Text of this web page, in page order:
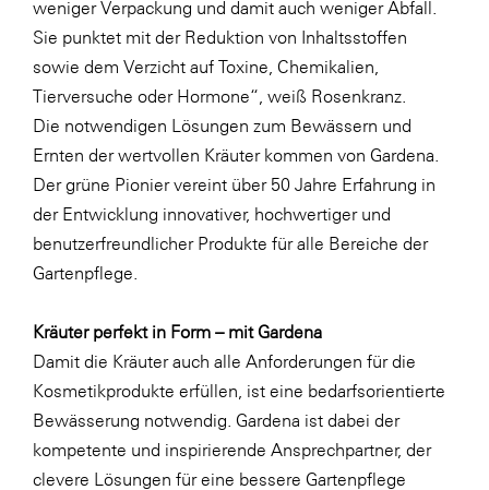
Salesforce
sebamed
SeneCura
SERVICE&MORE
SKINUANCE®
Somfy
Sony DADC
STIHL Tirol
Trend Micro
TAG GmbH
VALETTA
weniger Verpackung und damit auch weniger Abfall.
Sie punktet mit der Reduktion von Inhaltsstoffen
sowie dem Verzicht auf Toxine, Chemikalien,
Tierversuche oder Hormone“, weiß Rosenkranz.
Die notwendigen Lösungen zum Bewässern und
Ernten der wertvollen Kräuter kommen von Gardena.
Der grüne Pionier vereint über 50 Jahre Erfahrung in
der Entwicklung innovativer, hochwertiger und
benutzerfreundlicher Produkte für alle Bereiche der
Gartenpflege.
Kräuter perfekt in Form – mit Gardena
Damit die Kräuter auch alle Anforderungen für die
Kosmetikprodukte erfüllen, ist eine bedarfsorientierte
Bewässerung notwendig. Gardena ist dabei der
kompetente und inspirierende Ansprechpartner, der
clevere Lösungen für eine bessere Gartenpflege